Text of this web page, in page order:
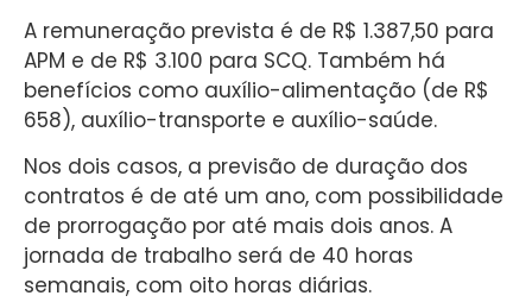
A remuneração prevista é de R$ 1.387,50 para
APM e de R$ 3.100 para SCQ. Também há
benefícios como auxílio-alimentação (de R$
658), auxílio-transporte e auxílio-saúde.
Nos dois casos, a previsão de duração dos
contratos é de até um ano, com possibilidade
de prorrogação por até mais dois anos. A
jornada de trabalho será de 40 horas
semanais, com oito horas diárias.